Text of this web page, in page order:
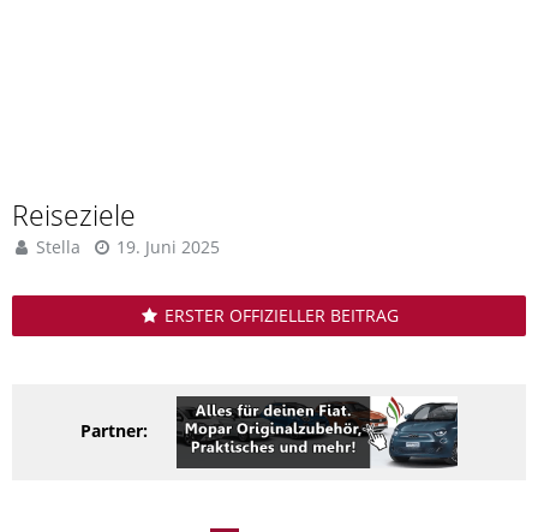
Reiseziele
Stella 19. Juni 2025
ERSTER OFFIZIELLER BEITRAG
Partner: